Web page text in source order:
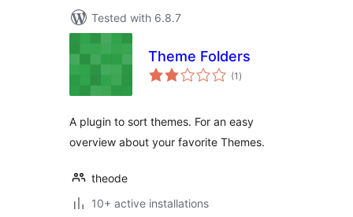
Tested with 6.8.7
Theme Folders
(1 total
ratings
)
A plugin to sort themes. For an easy
overview about your favorite Themes.
theode
10+ active installations